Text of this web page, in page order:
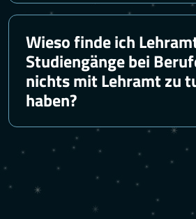
Wieso finde ich
Studiengänge bei
nichts mit Lehramt zu
haben?